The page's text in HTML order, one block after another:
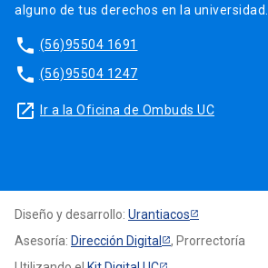
alguno de tus derechos en la universidad.
phone (56)95504 1691
phone (56)95504 1247
launch Ir a la Oficina de Ombuds UC
Diseño y desarrollo: Urantiacos
Asesoría: Dirección Digital
, Prorrectoría